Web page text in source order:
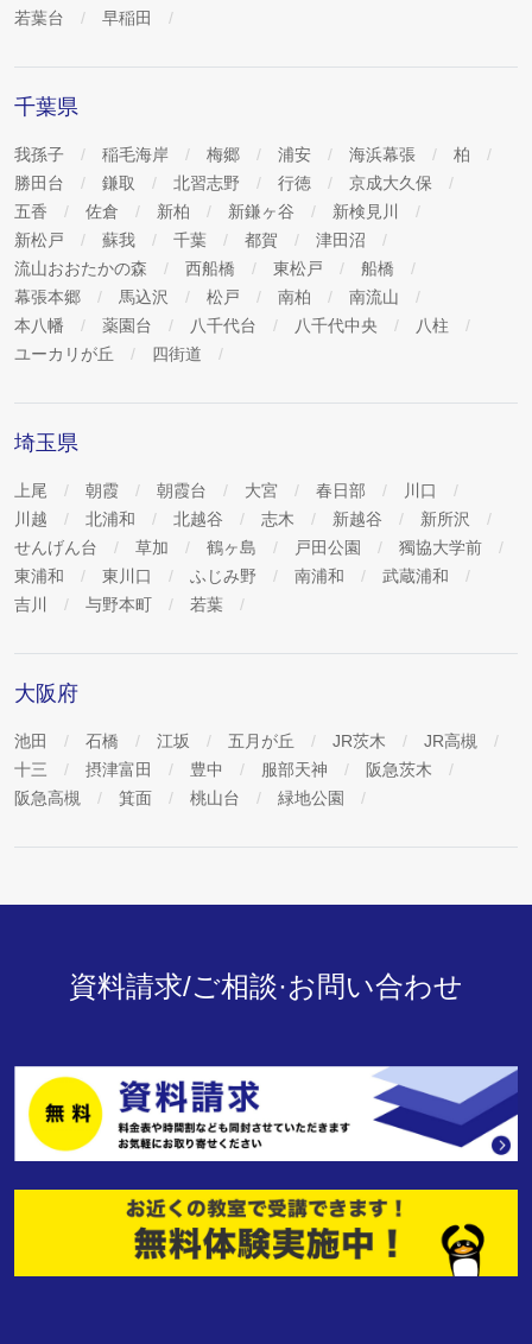
若葉台
早稲田
千葉県
我孫子 稲毛海岸 梅郷 浦安 海浜幕張
柏
勝田台
鎌取 北習志野 行徳
京成大久保
五香
佐倉 新柏 新鎌ヶ谷
新検見川
新松戸
蘇我 千葉 都賀
津田沼
流山おおたかの森
西船橋 東松戸
船橋
幕張本郷
馬込沢 松戸 南柏
南流山
本八幡
薬園台 八千代台 八千代中央
八柱
ユーカリが丘
四街道
埼玉県
上尾 朝霞 朝霞台 大宮 春日部
川口
川越
北浦和 北越谷 志木 新越谷
新所沢
せんげん台
草加 鶴ヶ島 戸田公園
獨協大学前
東浦和
東川口 ふじみ野 南浦和
武蔵浦和
吉川
与野本町 若葉
大阪府
池田 石橋 江坂 五月が丘 JR茨木
JR高槻
十三
摂津富田 豊中 服部天神
阪急茨木
阪急高槻
箕面 桃山台 緑地公園
資料請求/ご相談·お問い合わせ